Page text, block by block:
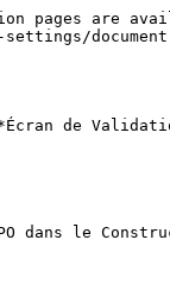
pages are
de
dans le